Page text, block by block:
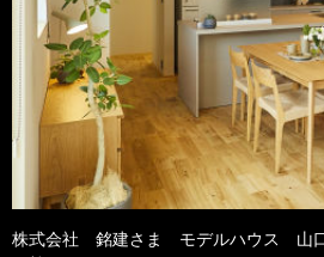
株式会社 銘建さま モデルハウス 山口